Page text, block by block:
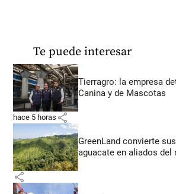
Te puede interesar
Tierragro: la empresa
Canina y de Mascotas
hace 5 horas share
GreenLand convierte
aguacate en aliados del
share